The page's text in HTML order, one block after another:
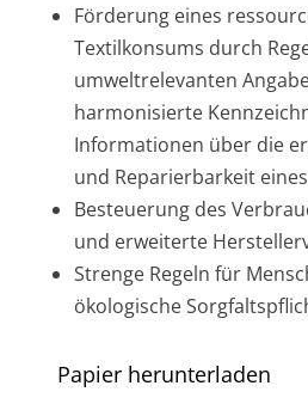
Förderung eines
Textilkonsums durch
umweltrelevanten
harmonisierte
Informationen über die
und Reparierbarkeit
Besteuerung des
und erweiterte
Strenge Regeln für
ökologische
Papier herunterladen